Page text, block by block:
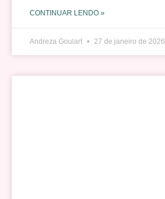
CONTINUAR LENDO »
Andreza Goulart 27 de janeiro de 2026